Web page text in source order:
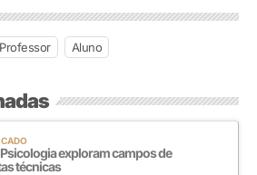
Professor Aluno
exploram campos de
técnicas